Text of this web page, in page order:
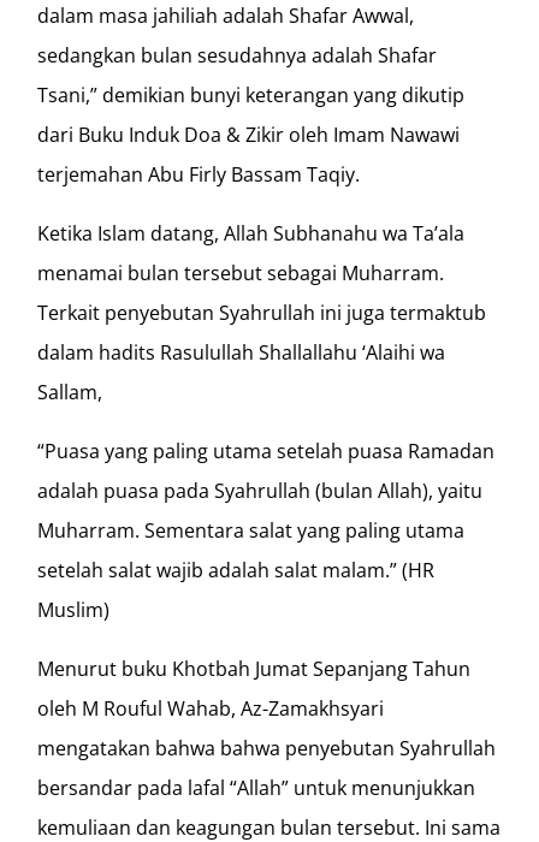
dalam masa jahiliah adalah Shafar Awwal,
sedangkan bulan sesudahnya adalah Shafar
Tsani,” demikian bunyi keterangan yang dikutip
dari Buku Induk Doa & Zikir oleh Imam Nawawi
terjemahan Abu Firly Bassam Taqiy.
Ketika Islam datang, Allah Subhanahu wa Ta’ala
menamai bulan tersebut sebagai Muharram.
Terkait penyebutan Syahrullah ini juga termaktub
dalam hadits Rasulullah Shallallahu ‘Alaihi wa
Sallam,
“Puasa yang paling utama setelah puasa Ramadan
adalah puasa pada Syahrullah (bulan Allah), yaitu
Muharram. Sementara salat yang paling utama
setelah salat wajib adalah salat malam.” (HR
Muslim)
Menurut buku Khotbah Jumat Sepanjang Tahun
oleh M Rouful Wahab, Az-Zamakhsyari
mengatakan bahwa bahwa penyebutan Syahrullah
bersandar pada lafal “Allah” untuk menunjukkan
kemuliaan dan keagungan bulan tersebut. Ini sama